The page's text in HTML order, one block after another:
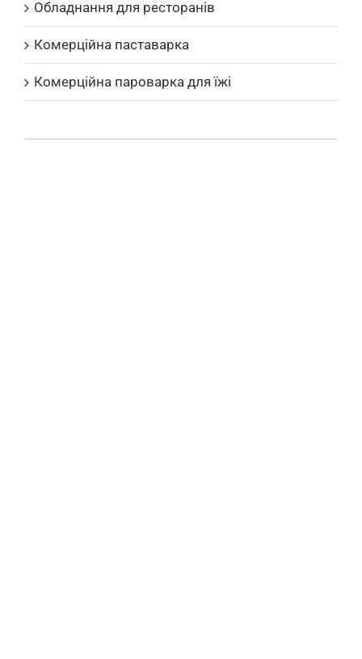
Обладнання для ресторанів
Комерційна паставарка
Комерційна пароварка для їжі